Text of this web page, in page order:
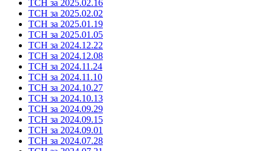
ТСН за 2025.02.16
ТСН за 2025.02.02
ТСН за 2025.01.19
ТСН за 2025.01.05
ТСН за 2024.12.22
ТСН за 2024.12.08
ТСН за 2024.11.24
ТСН за 2024.11.10
ТСН за 2024.10.27
ТСН за 2024.10.13
ТСН за 2024.09.29
ТСН за 2024.09.15
ТСН за 2024.09.01
ТСН за 2024.07.28